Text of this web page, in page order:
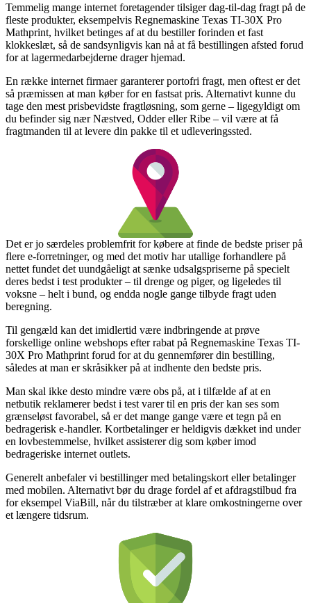
Temmelig mange internet foretagender tilsiger dag-til-dag fragt på de
fleste produkter, eksempelvis Regnemaskine Texas TI-30X Pro
Mathprint, hvilket betinges af at du bestiller forinden et fast
klokkeslæt, så de sandsynligvis kan nå at få bestillingen afsted forud
for at lagermedarbejderne drager hjemad.
En række internet firmaer garanterer portofri fragt, men oftest er det
så præmissen at man køber for en fastsat pris. Alternativt kunne du
tage den mest prisbevidste fragtløsning, som gerne – ligegyldigt om
du befinder sig nær Næstved, Odder eller Ribe – vil være at få
fragtmanden til at levere din pakke til et udleveringssted.
Det er jo særdeles problemfrit for købere at finde de bedste priser på
flere e-forretninger, og med det motiv har utallige forhandlere på
nettet fundet det uundgåeligt at sænke udsalgspriserne på specielt
deres bedst i test produkter – til drenge og piger, og ligeledes til
voksne – helt i bund, og endda nogle gange tilbyde fragt uden
beregning.
Til gengæld kan det imidlertid være indbringende at prøve
forskellige online webshops efter rabat på Regnemaskine Texas TI-
30X Pro Mathprint forud for at du gennemfører din bestilling,
således at man er skråsikker på at indhente den bedste pris.
Man skal ikke desto mindre være obs på, at i tilfælde af at en
netbutik reklamerer bedst i test varer til en pris der kan ses som
grænseløst favorabel, så er det mange gange være et tegn på en
bedragerisk e-handler. Kortbetalinger er heldigvis dækket ind under
en lovbestemmelse, hvilket assisterer dig som køber imod
bedrageriske internet outlets.
Generelt anbefaler vi bestillinger med betalingskort eller betalinger
med mobilen. Alternativt bør du drage fordel af et afdragstilbud fra
for eksempel ViaBill, når du tilstræber at klare omkostningerne over
et længere tidsrum.